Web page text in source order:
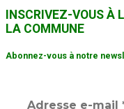
INSCRIVEZ-VOUS À
LA COMMUNE
Abonnez-vous à notre